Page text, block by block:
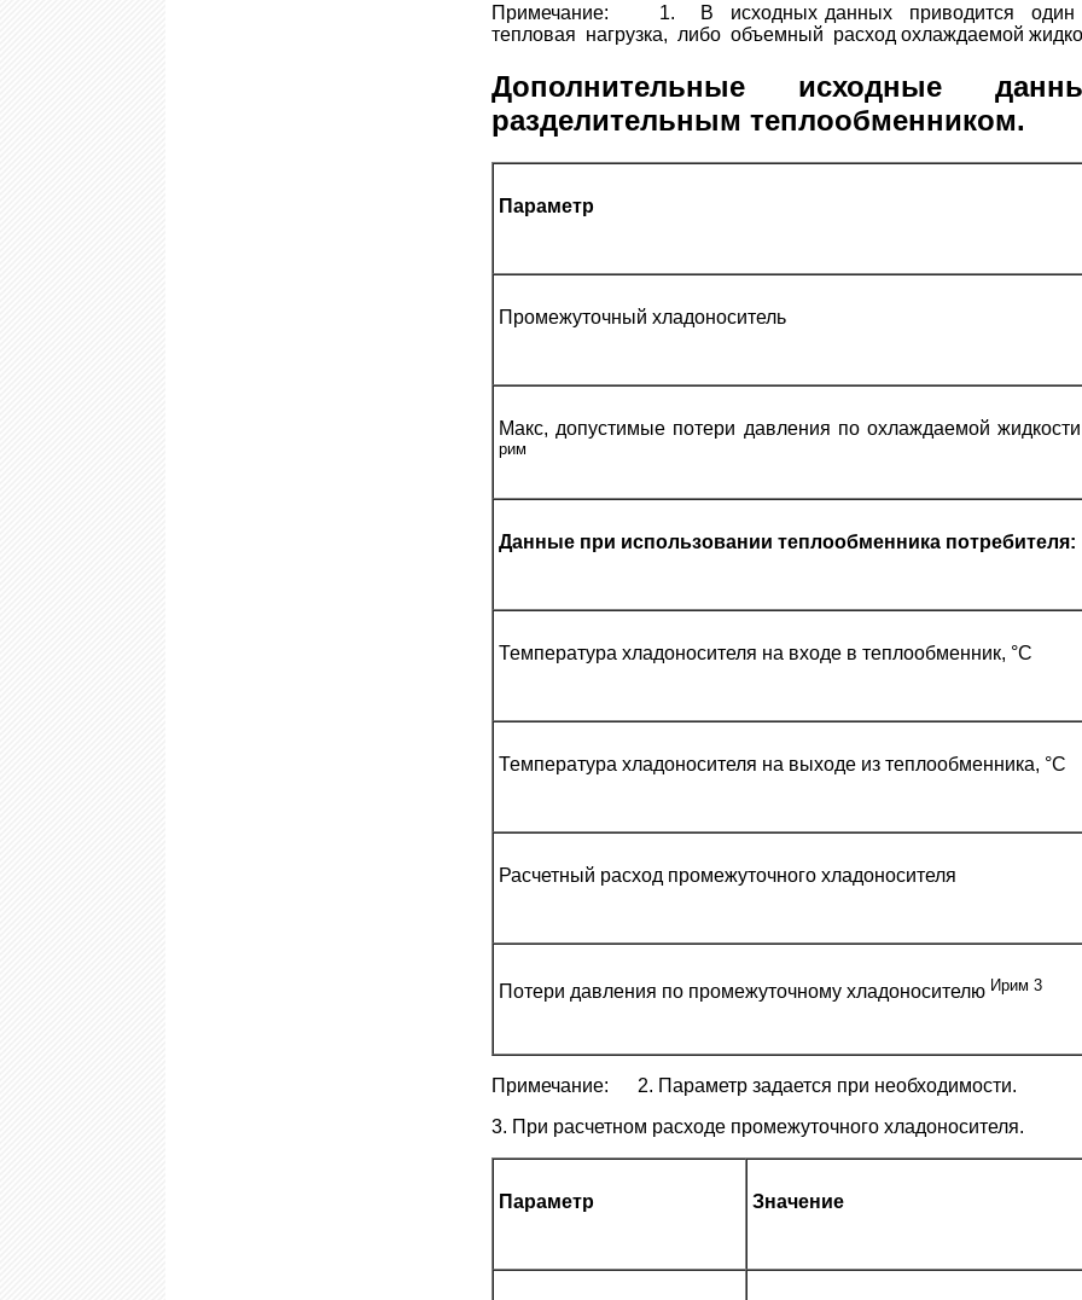
Примечание: 1. В исходных данных приводится один
тепловая нагрузка, либо объемный расход охлаждаемой
Дополнительные исходные
разделительным теплообменником.
Параметр
Промежуточный хладоноситель
Макс, допустимые потери давления по охлаждаемой
рим
Данные при использовании теплообменника потребителя:
Температура хладоносителя на входе в теплообменник, °С
Температура хладоносителя на выходе из теплообменника, °С
Расчетный расход промежуточного хладоносителя
Потери давления по промежуточному хладоносителю Ирим 3
Примечание: 2. Параметр задается при необходимости.
3. При расчетном расходе промежуточного хладоносителя.
Параметр Значение